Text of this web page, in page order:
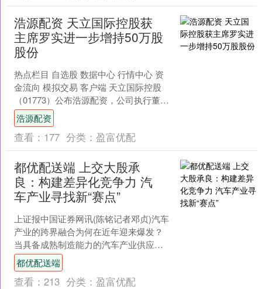
浩源配资 天立国际控股获
主席罗实进一步增持50万股
股份
热点栏目 自选股 数据中心 行情中心 资
金流向 模拟交易 客户端 天立国际控股
（01773）公布浩源配资，公司执行董
事、主席兼行政总裁罗实先生于2026年1
月1....
浩源配资
查看： 177 分类： 盈富优配
都优配送端 上交大殷承
良：构建差异化竞争力 汽
车产业寻找新“赛点”
上证报中国证券网讯(陈铭记者邓贞)汽车
产业的跨界融合为何在近年迎来爆发？
当具备成熟制造能力的汽车产业供应商
涌入新兴赛道，又会对产业链格局带来
何种影响？近日，上海....
都优配送端
查看： 213 分类： 盈富优配